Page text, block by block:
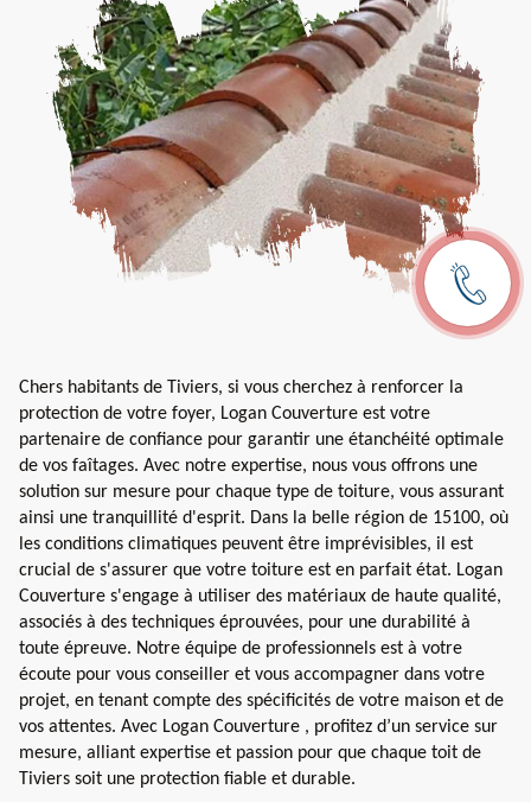
Chers habitants de Tiviers, si vous cherchez à renforcer la
protection de votre foyer, Logan Couverture est votre
partenaire de confiance pour garantir une étanchéité optimale
de vos faîtages. Avec notre expertise, nous vous offrons une
solution sur mesure pour chaque type de toiture, vous assurant
ainsi une tranquillité d'esprit. Dans la belle région de 15100, où
les conditions climatiques peuvent être imprévisibles, il est
crucial de s'assurer que votre toiture est en parfait état. Logan
Couverture s'engage à utiliser des matériaux de haute qualité,
associés à des techniques éprouvées, pour une durabilité à
toute épreuve. Notre équipe de professionnels est à votre
écoute pour vous conseiller et vous accompagner dans votre
projet, en tenant compte des spécificités de votre maison et de
vos attentes. Avec Logan Couverture , profitez d’un service sur
mesure, alliant expertise et passion pour que chaque toit de
Tiviers soit une protection fiable et durable.